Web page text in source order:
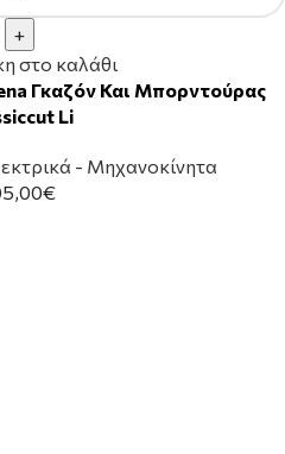
στο καλάθι
Γκαζόν Και Μπορντούρας
Li
- Μηχανοκίνητα
€